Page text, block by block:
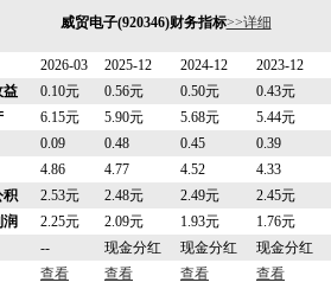
威贸电子(920346)财务指标>>详细
2026-03 2025-12 2024-12 2023-12
益
0.10元 0.56元 0.50元 0.43元
6.15元 5.90元 5.68元 5.44元
0.09 0.48 0.45 0.39
4.86 4.77 4.52 4.33
积
2.53元 2.48元 2.49元 2.45元
润
2.25元 2.09元 1.93元 1.76元
-- 现金分红 现金分红 现金分红
查看 查看 查看 查看